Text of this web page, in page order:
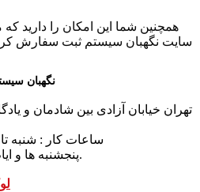
همچنین شما این امکان را دارید
سایت نگهبان سیستم ثبت سفارش
نگهبان
تهران خیابان آزادی بین شادمان و
پنجشنبه ها و ایام تعطیل شرکت تعطیل است.